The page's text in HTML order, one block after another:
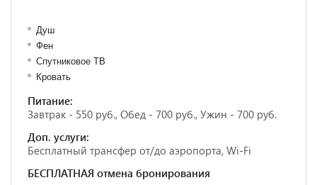
Душ
Фен
Спутниковое ТВ
Кровать
Питание:
Завтрак - 550 руб., Обед - 700 руб., Ужин - 700 руб.
Доп. услуги:
Бесплатный трансфер от/до аэропорта, Wi-Fi
БЕСПЛАТНАЯ отмена бронирования